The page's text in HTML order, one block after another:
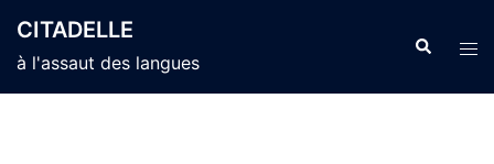
contenu
CITADELLE
à l'assaut des langues